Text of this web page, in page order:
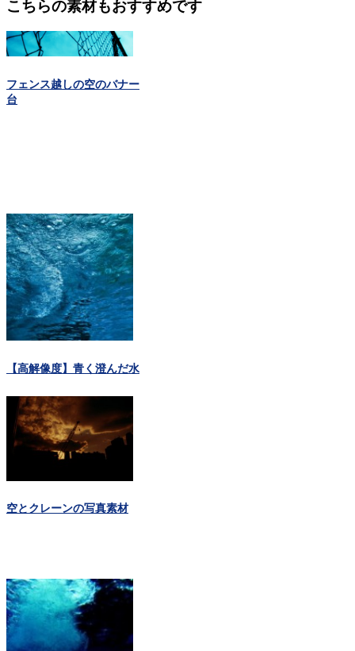
こちらの素材もおすすめです
フェンス越しの空のバナー
台
【高解像度】青く澄んだ水
空とクレーンの写真素材